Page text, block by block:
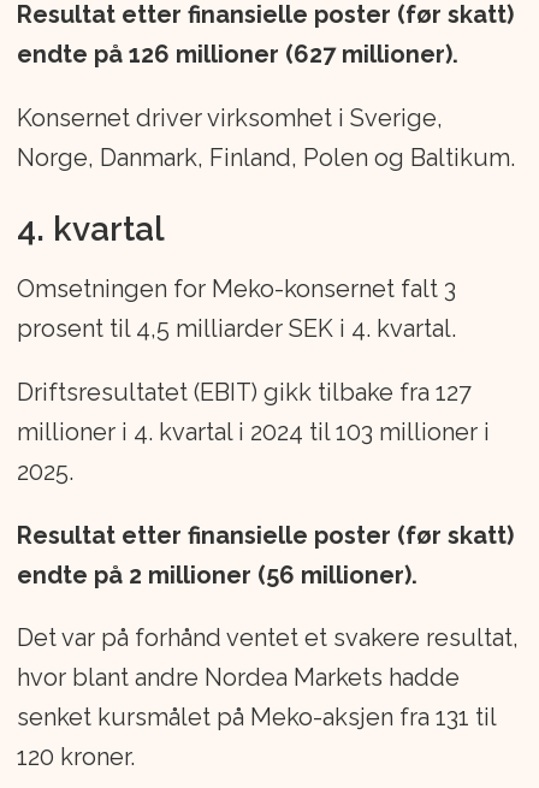
Resultat etter finansielle poster (før skatt)
endte på 126 millioner (627 millioner).
Konsernet driver virksomhet i Sverige,
Norge, Danmark, Finland, Polen og Baltikum.
4. kvartal
Omsetningen for Meko-konsernet falt 3
prosent til 4,5 milliarder SEK i 4. kvartal.
Driftsresultatet (EBIT) gikk tilbake fra 127
millioner i 4. kvartal i 2024 til 103 millioner i
2025.
Resultat etter finansielle poster (før skatt)
endte på 2 millioner (56 millioner).
Det var på forhånd ventet et svakere resultat,
hvor blant andre Nordea Markets hadde
senket kursmålet på Meko-aksjen fra 131 til
120 kroner.